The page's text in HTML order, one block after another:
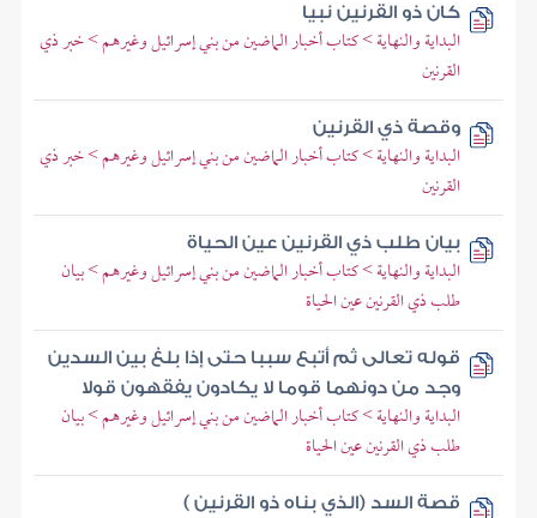
كان ذو القرنين نبيا
البداية والنهاية > كتاب أخبار الماضين من بني إسرائيل وغيرهم > خبر ذي
القرنين
وقصة ذي القرنين
البداية والنهاية > كتاب أخبار الماضين من بني إسرائيل وغيرهم > خبر ذي
القرنين
بيان طلب ذي القرنين عين الحياة
البداية والنهاية > كتاب أخبار الماضين من بني إسرائيل وغيرهم > بيان
طلب ذي القرنين عين الحياة
قوله تعالى ثم أتبع سببا حتى إذا بلغ بين السدين
وجد من دونهما قوما لا يكادون يفقهون قولا
البداية والنهاية > كتاب أخبار الماضين من بني إسرائيل وغيرهم > بيان
طلب ذي القرنين عين الحياة
قصة السد (الذي بناه ذو القرنين )